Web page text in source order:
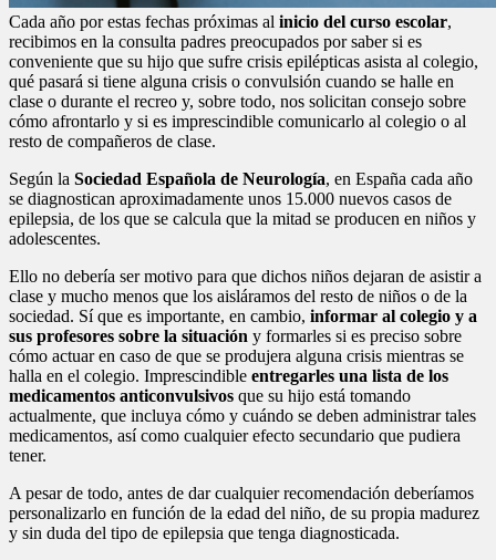
Cada año por estas fechas próximas al inicio del curso escolar,
recibimos en la consulta padres preocupados por saber si es
conveniente que su hijo que sufre crisis epilépticas asista al colegio,
qué pasará si tiene alguna crisis o convulsión cuando se halle en
clase o durante el recreo y, sobre todo, nos solicitan consejo sobre
cómo afrontarlo y si es imprescindible comunicarlo al colegio o al
resto de compañeros de clase.
Según la Sociedad Española de Neurología, en España cada año
se diagnostican aproximadamente unos 15.000 nuevos casos de
epilepsia, de los que se calcula que la mitad se producen en niños y
adolescentes.
Ello no debería ser motivo para que dichos niños dejaran de asistir a
clase y mucho menos que los aisláramos del resto de niños o de la
sociedad. Sí que es importante, en cambio, informar al colegio y a
sus profesores sobre la situación y formarles si es preciso sobre
cómo actuar en caso de que se produjera alguna crisis mientras se
halla en el colegio. Imprescindible entregarles una lista de los
medicamentos anticonvulsivos que su hijo está tomando
actualmente, que incluya cómo y cuándo se deben administrar tales
medicamentos, así como cualquier efecto secundario que pudiera
tener.
A pesar de todo, antes de dar cualquier recomendación deberíamos
personalizarlo en función de la edad del niño, de su propia madurez
y sin duda del tipo de epilepsia que tenga diagnosticada.